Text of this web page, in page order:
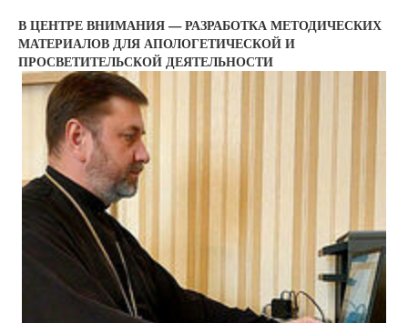
В ЦЕНТРЕ ВНИМАНИЯ — РАЗРАБОТКА МЕТОДИЧЕСКИХ
МАТЕРИАЛОВ ДЛЯ АПОЛОГЕТИЧЕСКОЙ И
ПРОСВЕТИТЕЛЬСКОЙ ДЕЯТЕЛЬНОСТИ